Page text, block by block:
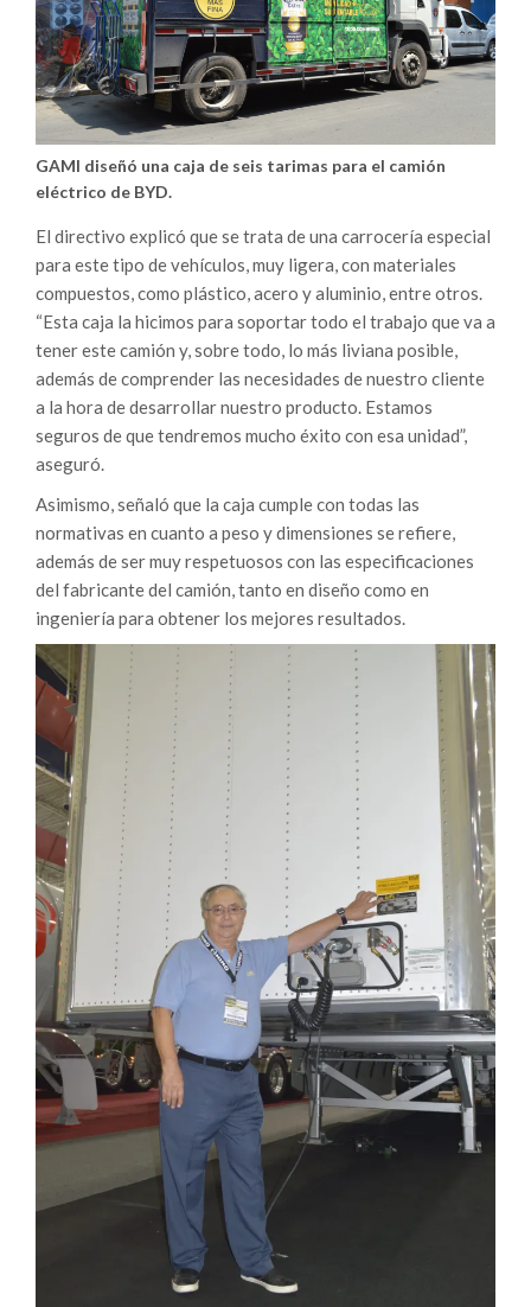
GAMI diseñó una caja de seis tarimas para el camión
eléctrico de BYD.
El directivo explicó que se trata de una carrocería especial
para este tipo de vehículos, muy ligera, con materiales
compuestos, como plástico, acero y aluminio, entre otros.
“Esta caja la hicimos para soportar todo el trabajo que va a
tener este camión y, sobre todo, lo más liviana posible,
además de comprender las necesidades de nuestro cliente
a la hora de desarrollar nuestro producto. Estamos
seguros de que tendremos mucho éxito con esa unidad”,
aseguró.
Asimismo, señaló que la caja cumple con todas las
normativas en cuanto a peso y dimensiones se refiere,
además de ser muy respetuosos con las especificaciones
del fabricante del camión, tanto en diseño como en
ingeniería para obtener los mejores resultados.